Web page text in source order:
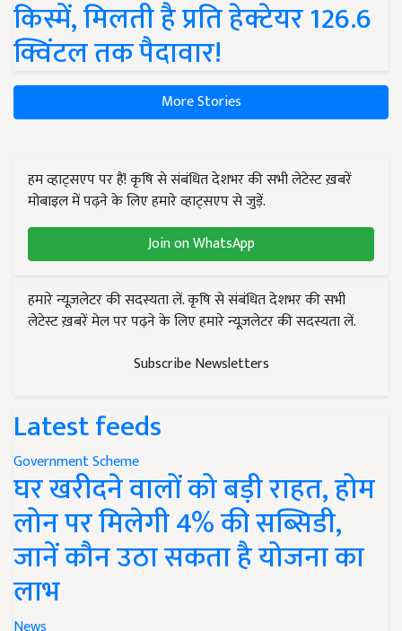
किस्में, मिलती है प्रति हेक्टेयर 126.6
क्विंटल तक पैदावार!
More Stories
हम व्हाट्सएप पर हैं! कृषि से संबंधित देशभर की सभी लेटेस्ट ख़बरें
मोबाइल में पढ़ने के लिए हमारे व्हाट्सएप से जुड़ें.
Join on WhatsApp
हमारे न्यूज़लेटर की सदस्यता लें. कृषि से संबंधित देशभर की सभी
लेटेस्ट ख़बरें मेल पर पढ़ने के लिए हमारे न्यूज़लेटर की सदस्यता लें.
Subscribe Newsletters
Latest feeds
Government Scheme
घर खरीदने वालों को बड़ी राहत, होम
लोन पर मिलेगी 4% की सब्सिडी,
जानें कौन उठा सकता है योजना का
लाभ